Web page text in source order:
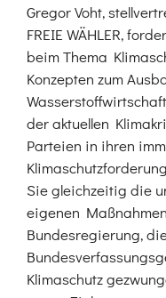
Gregor Voht,
FREIE WÄHLER,
beim Thema
Konzepten zum
der aktuellen
Parteien in ihren
Sie gleichzeitig die
eigenen
Bundesregierung,
Klimaschutz